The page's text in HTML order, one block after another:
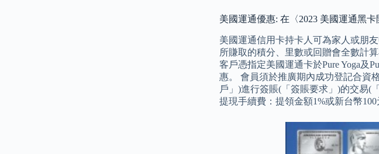
美國運通優惠: 在〈2023 美國運通黑
美國運通信用卡持卡人可為家人或朋
所賺取的積分、里數或回贈會全數計
客戶憑指定美國運通卡於Pure Yoga及
惠。 會員須於推廣期內成功登記合資
戶」)進行簽賬(「簽賬要求」)的交易(
提現手續費：提領金額1%或新台幣